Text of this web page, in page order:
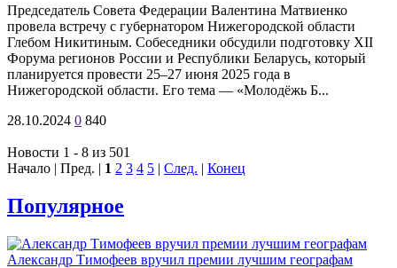
Председатель Совета Федерации Валентина Матвиенко
провела встречу с губернатором Нижегородской области
Глебом Никитиным. Собеседники обсудили подготовку XII
Форума регионов России и Республики Беларусь, который
планируется провести 25–27 июня 2025 года в
Нижегородской области. Его тема — «Молодёжь Б...
28.10.2024 0 840
Новости 1 - 8 из 501
Начало | Пред. | 1 2 3 4 5 | След. | Конец
Популярное
Александр Тимофеев вручил премии лучшим географам